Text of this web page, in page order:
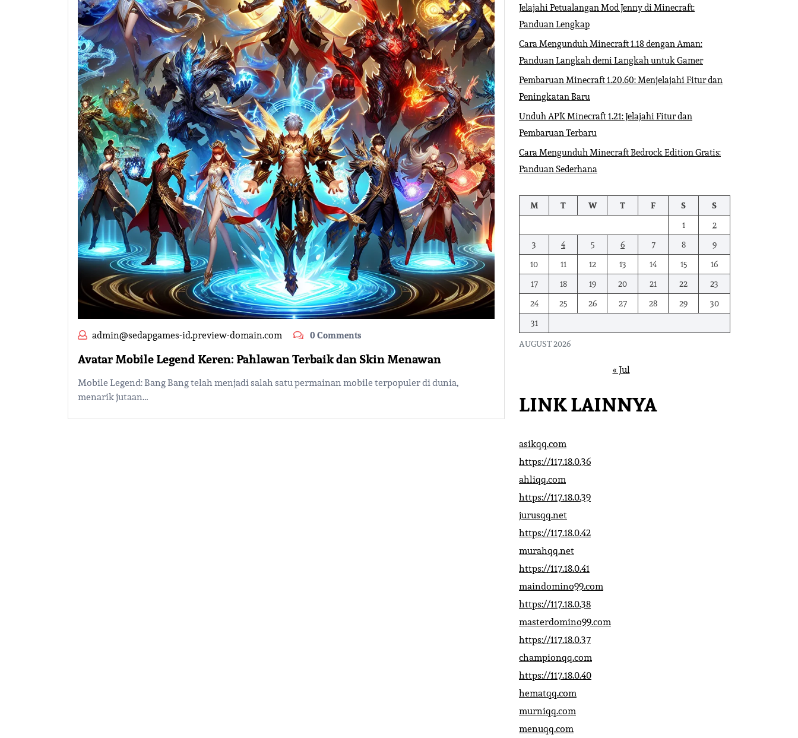
admin@sedapgames-id.preview-domain.com 0 Comments
Avatar Mobile Legend Keren: Pahlawan Terbaik dan Skin Menawan
Mobile Legend: Bang Bang telah menjadi salah satu permainan mobile terpopuler di dunia,
menarik jutaan…
Jelajahi Petualangan Mod Jenny di Minecraft:
Panduan Lengkap
Cara Mengunduh Minecraft 1.18 dengan Aman:
Panduan Langkah demi Langkah untuk Gamer
Pembaruan Minecraft 1.20.60: Menjelajahi Fitur dan
Peningkatan Baru
Unduh APK Minecraft 1.21: Jelajahi Fitur dan
Pembaruan Terbaru
Cara Mengunduh Minecraft Bedrock Edition Gratis:
Panduan Sederhana
AUGUST 2026
M T W T F S
S
1
2
3
4 5 6 7 8
9
10
11 12 13 14 15
16
17
18 19 20 21 22
23
24
25 26 27 28 29
30
31
« Jul
LINK LAINNYA
asikqq.com
https://117.18.0.36
ahliqq.com
https://117.18.0.39
jurusqq.net
https://117.18.0.42
murahqq.net
https://117.18.0.41
maindomino99.com
https://117.18.0.38
masterdomino99.com
https://117.18.0.37
championqq.com
https://117.18.0.40
hematqq.com
murniqq.com
menuqq.com